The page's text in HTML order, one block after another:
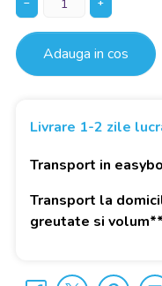
− +
Adauga in cos
Livrare 1-2 zile
Transport in
Transport la
greutate si